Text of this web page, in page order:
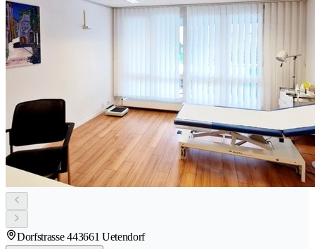
Dorfstrasse 443661 Uetendorf